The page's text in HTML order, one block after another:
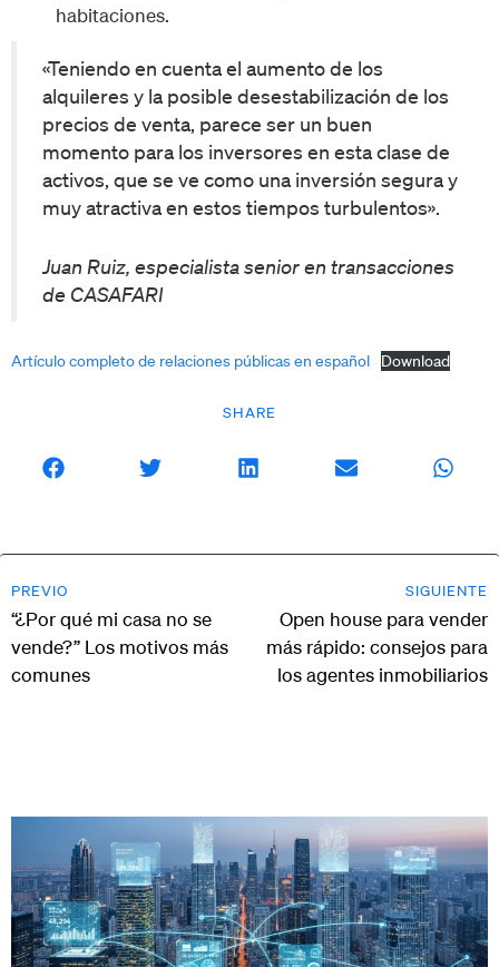
SHARE
habitaciones.
«Teniendo en cuenta el aumento de los
alquileres y la posible desestabilización de los
precios de venta, parece ser un buen
momento para los inversores en esta clase de
activos, que se ve como una inversión segura y
muy atractiva en estos tiempos turbulentos».
Juan Ruiz, especialista senior en transacciones
de CASAFARI
Artículo completo de relaciones públicas en español Download
PREVIO
“¿Por qué mi casa no se
vende?” Los motivos más
comunes
SIGUIENTE
Open house para vender
más rápido: consejos para
los agentes inmobiliarios